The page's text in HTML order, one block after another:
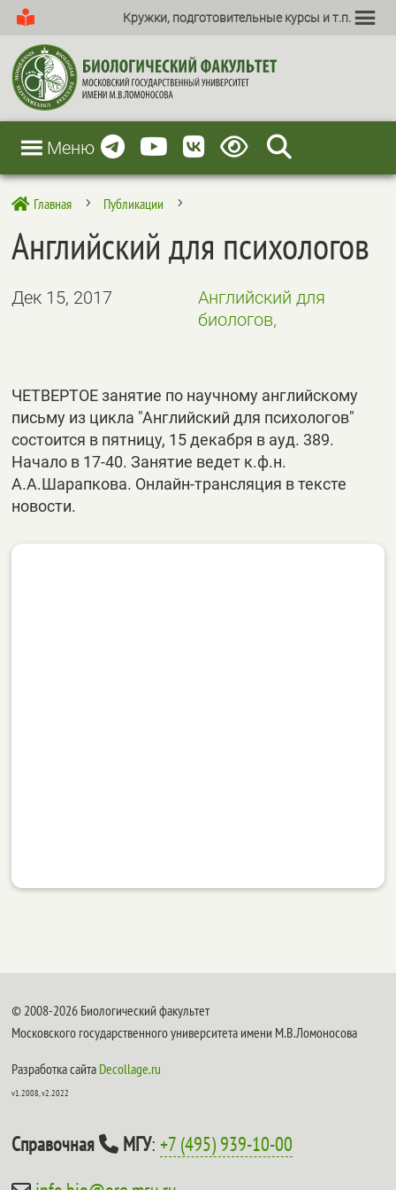
Кружки, подготовительные курсы и т.п.
Меню
 Главная 5 Публикации 5
Английский для психологов
Дек 15, 2017
Английский для
биологов,
ЧЕТВЕРТОЕ занятие по научному английскому
письму из цикла "Английский для психологов"
состоится в пятницу, 15 декабря в ауд. 389.
Начало в 17-40. Занятие ведет к.ф.н.
А.А.Шарапкова. Онлайн-трансляция в тексте
новости.
© 2008-2026 Биологический факультет
Московского государственного университета имени М.В.Ломоносова
Разработка сайта Decollage.ru
v1.2008, v2.2022
Справочная МГУ:+7 (495) 939-10-00